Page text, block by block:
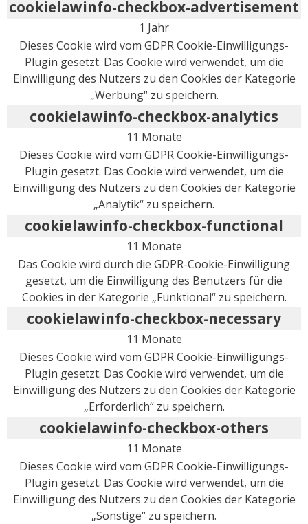
cookielawinfo-checkbox-advertisement
1 Jahr
Dieses Cookie wird vom GDPR Cookie-Einwilligungs-
Plugin gesetzt. Das Cookie wird verwendet, um die
Einwilligung des Nutzers zu den Cookies der Kategorie
„Werbung“ zu speichern.
cookielawinfo-checkbox-analytics
11 Monate
Dieses Cookie wird vom GDPR Cookie-Einwilligungs-
Plugin gesetzt. Das Cookie wird verwendet, um die
Einwilligung des Nutzers zu den Cookies der Kategorie
„Analytik“ zu speichern.
cookielawinfo-checkbox-functional
11 Monate
Das Cookie wird durch die GDPR-Cookie-Einwilligung
gesetzt, um die Einwilligung des Benutzers für die
Cookies in der Kategorie „Funktional“ zu speichern.
cookielawinfo-checkbox-necessary
11 Monate
Dieses Cookie wird vom GDPR Cookie-Einwilligungs-
Plugin gesetzt. Das Cookie wird verwendet, um die
Einwilligung des Nutzers zu den Cookies der Kategorie
„Erforderlich“ zu speichern.
cookielawinfo-checkbox-others
11 Monate
Dieses Cookie wird vom GDPR Cookie-Einwilligungs-
Plugin gesetzt. Das Cookie wird verwendet, um die
Einwilligung des Nutzers zu den Cookies der Kategorie
„Sonstige“ zu speichern.